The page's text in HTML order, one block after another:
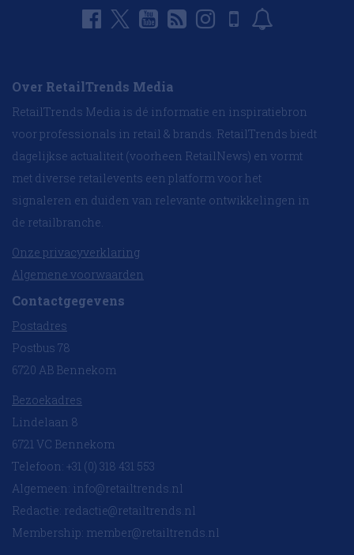
Over RetailTrends Media
RetailTrends Media is dé informatie en inspiratiebron
voor professionals in retail & brands. RetailTrends biedt
dagelijkse actualiteit (voorheen RetailNews) en vormt
met diverse retailevents een platform voor het
signaleren en duiden van relevante ontwikkelingen in
de retailbranche.
Onze privacyverklaring
Algemene voorwaarden
Contactgegevens
Postadres
Postbus 78
6720 AB Bennekom
Bezoekadres
Lindelaan 8
6721 VC Bennekom
Telefoon: +31 (0) 318 431 553
Algemeen: info@retailtrends.nl
Redactie: redactie@retailtrends.nl
Membership: member@retailtrends.nl